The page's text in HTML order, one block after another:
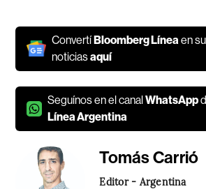
ConvertíBloomberg Líneaen
noticiasaquí
Seguínos en el canalWhatsApp
Línea Argentina
Tomás Carrió
Editor - Argentina